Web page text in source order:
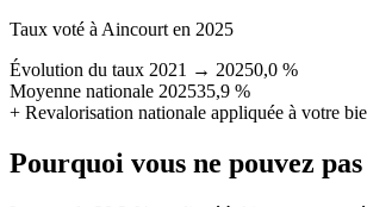
Taux voté à Aincourt en 2025
Évolution du taux 2021 → 20250,0 %
Moyenne nationale 202535,9 %
+ Revalorisation nationale appliquée à votre
Pourquoi vous ne pouvez